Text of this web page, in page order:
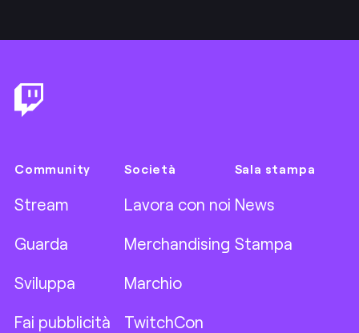
Community
Stream
Guarda
Sviluppa
Fai pubblicità
Società
Lavora con noi
Merchandising
Marchio
TwitchCon
Sala stampa
News
Stampa